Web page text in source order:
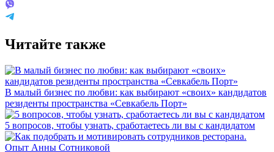
Читайте также
В малый бизнес по любви: как выбирают «своих» кандидатов
резиденты пространства «Севкабель Порт»
5 вопросов, чтобы узнать, сработаетесь ли вы с кандидатом